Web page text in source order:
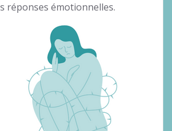
réponses émotionnelles.